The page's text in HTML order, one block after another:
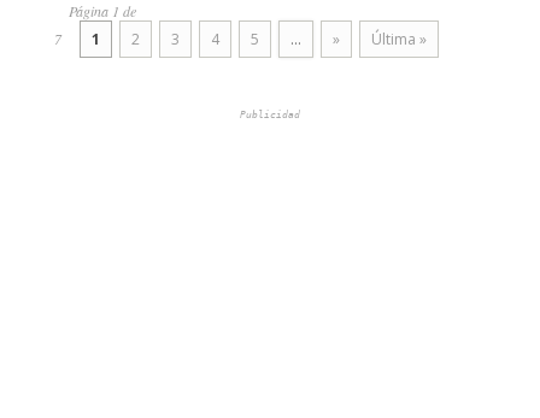
Página 1 de
7
1 2 3 4 5 ... » Última »
Publicidad